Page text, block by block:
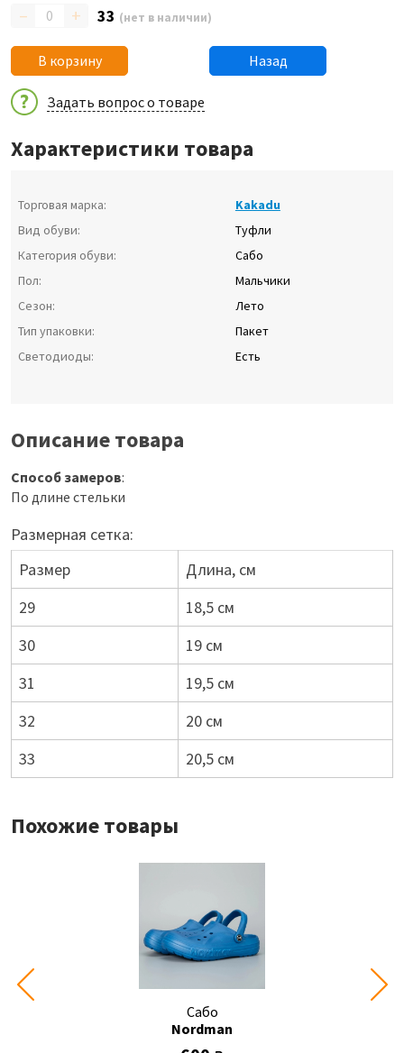
– + 33 (нет в наличии)
В корзину Назад
Задать вопрос о товаре
Характеристики товара
Торговая марка:
Kakadu
Вид обуви:
Туфли
Категория обуви:
Сабо
Пол:
Мальчики
Сезон:
Лето
Тип упаковки:
Пакет
Светодиоды:
Есть
Описание товара
Способ замеров:
По длине стельки
Размерная сетка:
Размер
Длина, см
29
18,5 см
30
19 см
31
19,5 см
32
20 см
33
20,5 см
Похожие товары
Сабо
Nordman